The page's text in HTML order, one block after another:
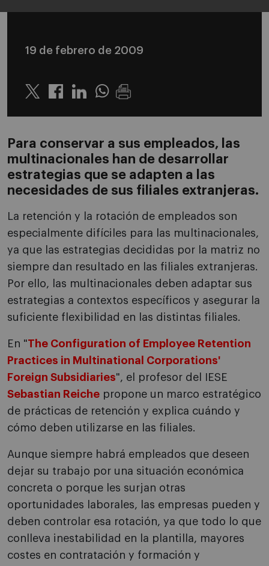
19 de febrero de 2009
Twitter LinkedinWhatsapp
Para conservar a sus empleados, las
multinacionales han de desarrollar
estrategias que se adapten a las
necesidades de sus filiales extranjeras.
La retención y la rotación de empleados son
especialmente difíciles para las multinacionales,
ya que las estrategias decididas por la matriz no
siempre dan resultado en las filiales extranjeras.
Por ello, las multinacionales deben adaptar sus
estrategias a contextos específicos y asegurar la
suficiente flexibilidad en las distintas filiales.
En "The Configuration of Employee Retention
Practices in Multinational Corporations'
Foreign Subsidiaries", el profesor del IESE
Sebastian Reiche propone un marco estratégico
de prácticas de retención y explica cuándo y
cómo deben utilizarse en las filiales.
Aunque siempre habrá empleados que deseen
dejar su trabajo por una situación económica
concreta o porque les surjan otras
oportunidades laborales, las empresas pueden y
deben controlar esa rotación, ya que todo lo que
conlleva inestabilidad en la plantilla, mayores
costes en contratación y formación y